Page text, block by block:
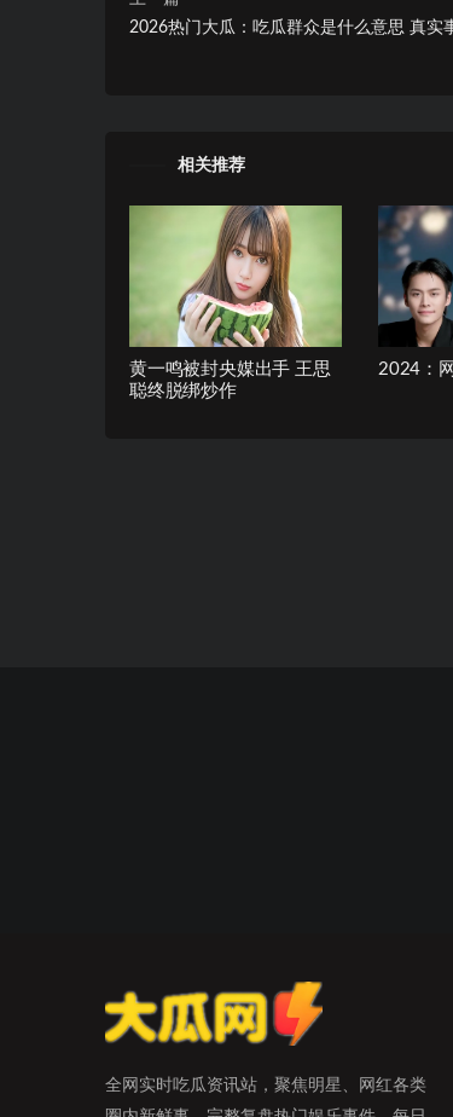
2026热门大瓜：吃瓜群众是什么意思 真实
相关推荐
黄一鸣被封央媒出手 王思
聪终脱绑炒作
2024：
全网实时吃瓜资讯站，聚焦明星、网红各类